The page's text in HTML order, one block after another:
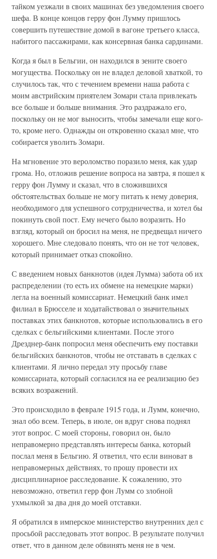
тайком уезжали в своих машинах без уведомления своего
шефа. В конце концов герру фон Лумму пришлось
совершить путешествие домой в вагоне третьего класса,
набитого пассажирами, как консервная банка сардинами.
Когда я был в Бельгии, он находился в зените своего
могущества. Поскольку он не владел деловой хваткой, то
случилось так, что с течением времени наша работа с
моим австрийским приятелем Зомари стала привлекать
все больше и больше внимания. Это раздражало его,
поскольку он не мог выносить, чтобы замечали еще кого-
то, кроме него. Однажды он откровенно сказал мне, что
собирается уволить Зомари.
На мгновение это вероломство поразило меня, как удар
грома. Но, отложив решение вопроса на завтра, я пошел к
герру фон Лумму и сказал, что в сложившихся
обстоятельствах больше не могу питать к нему доверия,
необходимого для успешного сотрудничества, и хотел бы
покинуть свой пост. Ему нечего было возразить. Но
взгляд, который он бросил на меня, не предвещал ничего
хорошего. Мне следовало понять, что он не тот человек,
который принимает отказ спокойно.
С введением новых банкнотов (идея Лумма) забота об их
распределении (то есть их обмене на немецкие марки)
легла на военный комиссариат. Немецкий банк имел
филиал в Брюсселе и ходатайствовал о значительных
поставках этих банкнотов, которые использовались в его
сделках с бельгийскими клиентами. После этого
Дрезднер-банк попросил меня обеспечить ему поставки
бельгийских банкнотов, чтобы не отставать в сделках с
клиентами. Я лично передал эту просьбу главе
комиссариата, который согласился на ее реализацию без
всяких возражений.
Это происходило в феврале 1915 года, и Лумм, конечно,
знал обо всем. Теперь, в июле, он вдруг снова поднял
этот вопрос. С моей стороны, говорил он, было
неправомерно представлять интересы банка, который
послал меня в Бельгию. Я ответил, что если виноват в
неправомерных действиях, то прошу провести их
дисциплинарное расследование. К сожалению, это
невозможно, ответил герр фон Лумм со злобной
ухмылкой за два дня до моей отставки.
Я обратился в имперское министерство внутренних дел с
просьбой расследовать этот вопрос. В результате получил
ответ, что в данном деле обвинять меня не в чем.